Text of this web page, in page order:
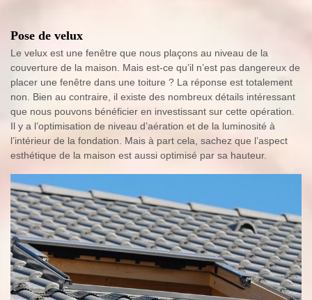
Pose de velux
Le velux est une fenêtre que nous plaçons au niveau de la
couverture de la maison. Mais est-ce qu’il n’est pas dangereux de
placer une fenêtre dans une toiture ? La réponse est totalement
non. Bien au contraire, il existe des nombreux détails intéressant
que nous pouvons bénéficier en investissant sur cette opération.
Il y a l’optimisation de niveau d’aération et de la luminosité à
l’intérieur de la fondation. Mais à part cela, sachez que l’aspect
esthétique de la maison est aussi optimisé par sa hauteur.